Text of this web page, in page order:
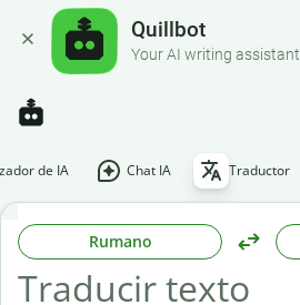
Quillbot
Your AI writing assistant
de IA Chat IA Traductor
Rumano